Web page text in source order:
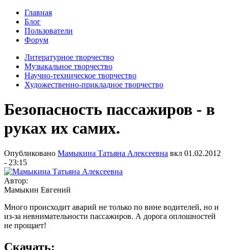
Главная
Блог
Пользователи
Форум
Литературное творчество
Музыкальное творчество
Научно-техническое творчество
Художественно-прикладное творчество
Безопасность пассажиров - в
руках их самих.
Опубликовано Мамыкина Татьяна Алексеевна вкл 01.02.2012
- 23:15
Автор:
Мамыкин Евгений
Много происходит аварий не только по вине водителей, но и
из-за невнимательности пассажиров. А дорога оплошностей
не прощает!
Скачать: